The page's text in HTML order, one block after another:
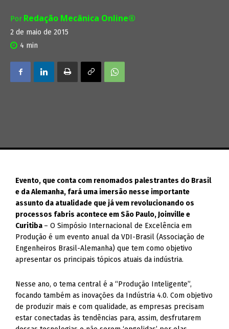
Por Redação Mecânica Online®
2 de maio de 2015
4 min
Evento, que conta com renomados palestrantes do Brasil
e da Alemanha, fará uma imersão nesse importante
assunto da atualidade que já vem revolucionando os
processos fabris acontece em São Paulo, Joinville e
Curitiba – O Simpósio Internacional de Excelência em
Produção é um evento anual da VDI-Brasil (Associação de
Engenheiros Brasil-Alemanha) que tem como objetivo
apresentar os principais tópicos atuais da indústria.
Nesse ano, o tema central é a “Produção Inteligente”,
focando também as inovações da Indústria 4.0. Com objetivo
de produzir mais e com qualidade, as empresas precisam
estar conectadas às tendências para, assim, desfrutarem